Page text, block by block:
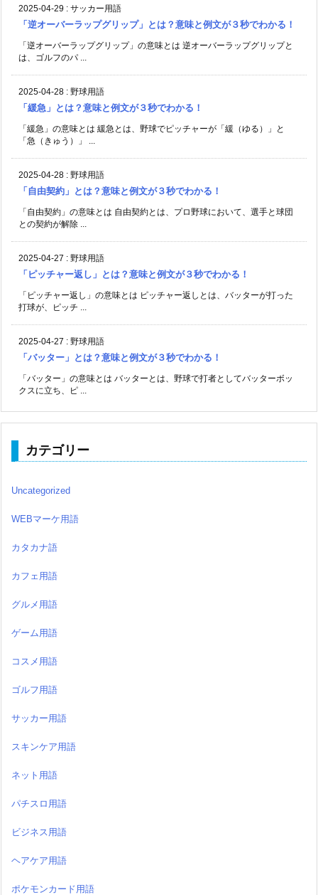
2025-04-29 : サッカー用語
「逆オーバーラップグリップ」とは？意味と例文が３秒でわかる！
「逆オーバーラップグリップ」の意味とは 逆オーバーラップグリップと
は、ゴルフのパ ...
2025-04-28 : 野球用語
「緩急」とは？意味と例文が３秒でわかる！
「緩急」の意味とは 緩急とは、野球でピッチャーが「緩（ゆる）」と
「急（きゅう）」 ...
2025-04-28 : 野球用語
「自由契約」とは？意味と例文が３秒でわかる！
「自由契約」の意味とは 自由契約とは、プロ野球において、選手と球団
との契約が解除 ...
2025-04-27 : 野球用語
「ピッチャー返し」とは？意味と例文が３秒でわかる！
「ピッチャー返し」の意味とは ピッチャー返しとは、バッターが打った
打球が、ピッチ ...
2025-04-27 : 野球用語
「バッター」とは？意味と例文が３秒でわかる！
「バッター」の意味とは バッターとは、野球で打者としてバッターボッ
クスに立ち、ピ ...
カテゴリー
Uncategorized
WEBマーケ用語
カタカナ語
カフェ用語
グルメ用語
ゲーム用語
コスメ用語
ゴルフ用語
サッカー用語
スキンケア用語
ネット用語
パチスロ用語
ビジネス用語
ヘアケア用語
ポケモンカード用語